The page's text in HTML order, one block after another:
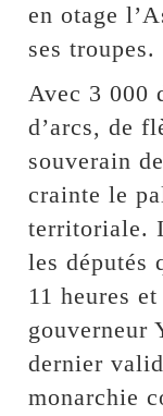
en otage
ses troupes.
Avec 3 000
d’arcs, de
souverain
crainte le
territoriale.
les députés
11 heures
gouverneur
dernier
monarchie